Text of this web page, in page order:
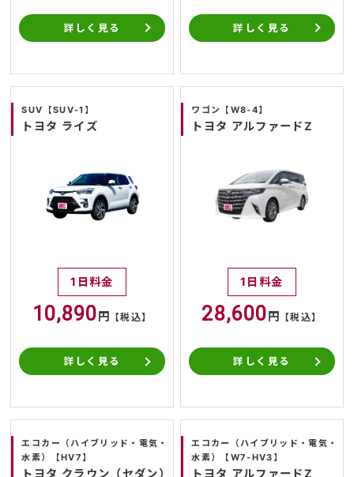
詳しく見る 詳しく見る
SUV【SUV-1】
トヨタ ライズ
1日料金
10,890 円 【税込】
詳しく見る
ワゴン【W8-4】
トヨタ アルファードZ
1日料金
28,600 円 【税込】
詳しく見る
エコカー（ハイブリッド・電気・
水素）【HV7】
トヨタ クラウン（セダン）
エコカー（ハイブリッド・電気・
水素）【W7-HV3】
トヨタ アルファードZ